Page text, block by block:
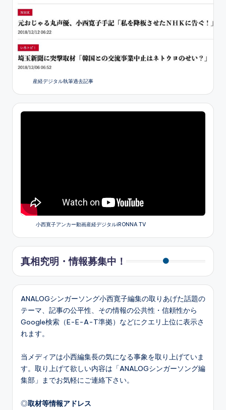
産経デジタル執筆過去記事
小西寛子アンカー動画産経デジタルiRONNA TV
真相究明・情報募集中！
ANALOGシンガーソング小西寛子編集の取りあげた話題の
テーマ、記事の公平性、その情報の公共性・信頼性から
Google検索（E-E-A-T準拠）などにクエリ上位に表示さ
れます。
当メディアは小西編集長の気になる事象を取り上げていま
す。取り上げて欲しい内容は「ANALOGシンガーソング編
集部」までお気軽にご連絡下さい。
◎取材等情報アドレス